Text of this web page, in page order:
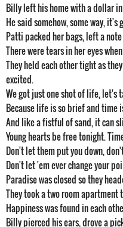
Billy left his home with a dollar
He said somehow, some way,
Patti packed her bags, left a
There were tears in her eyes
They held each other tight as
excited.
We got just one shot of life,
Because life is so brief and time
And like a fistful of sand, it can
Young hearts be free tonight.
Don't let them put you down,
Don't let 'em ever change your
Paradise was closed so they
They took a two room
Happiness was found in each
Billy pierced his ears, drove a